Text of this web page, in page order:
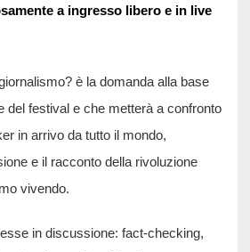
a ingresso libero e in live
è la domanda alla base
del festival e che metterà a confronto
in arrivo da tutto il mondo,
e il racconto della rivoluzione
vivendo.
in discussione: fact-checking,